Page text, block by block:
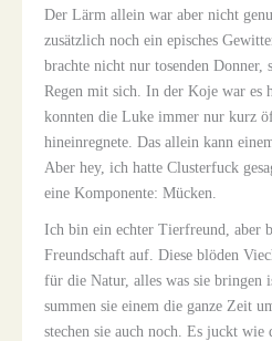
Der Lärm allein war aber nicht
zusätzlich noch ein episches
brachte nicht nur tosenden Donner,
Regen mit sich. In der Koje war es
konnten die Luke immer nur kurz
hineinregnete. Das allein kann
Aber hey, ich hatte Clusterfuck
eine Komponente: Mücken.
Ich bin ein echter Tierfreund, aber
Freundschaft auf. Diese blöden
für die Natur, alles was sie bringen
summen sie einem die ganze Zeit
stechen sie auch noch. Es juckt